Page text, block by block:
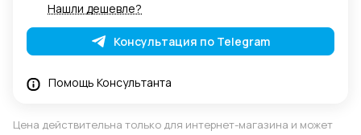
Нашли дешевле?
Консультация по Telegram
Помощь Консультанта
Цена действительна только для интернет-магазина и может